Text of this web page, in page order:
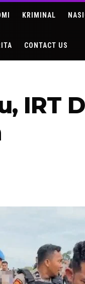
KRIMINAL
CONTACT US
IRT